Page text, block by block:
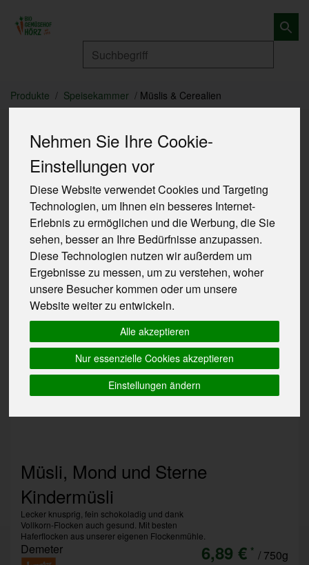
Nehmen Sie Ihre Cookie-
Einstellungen vor
Diese Website verwendet Cookies und Targeting
Technologien, um Ihnen ein besseres Internet-
Erlebnis zu ermöglichen und die Werbung, die Sie
sehen, besser an Ihre Bedürfnisse anzupassen.
Diese Technologien nutzen wir außerdem um
Ergebnisse zu messen, um zu verstehen, woher
unsere Besucher kommen oder um unsere
Website weiter zu entwickeln.
Alle akzeptieren
Nur essenzielle Cookies akzeptieren
Einstellungen ändern
Produkte Speisekammer Müslis & Cerealien
Müsli, Mond und Sterne
Kindermüsli
Lecker knusprig, fein schokoladig und dank
Vollkorn-Flocken auch gesund. Mit besten
Haferflocken aus unserer eigenen Flockenmühle.
Demeter 6,89 € * / 750g